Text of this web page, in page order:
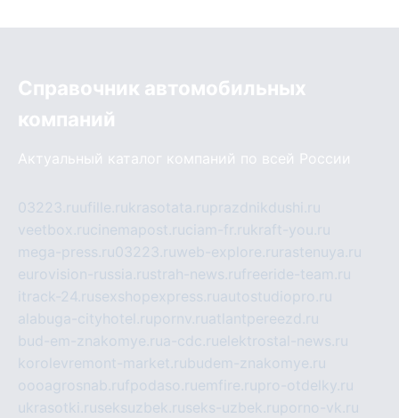
Справочник автомобильных
компаний
Актуальный каталог компаний по всей России
03223.ruufille.rukrasotata.ruprazdnikdushi.ru
veetbox.rucinemapost.ruciam-fr.rukraft-you.ru
mega-press.ru03223.ruweb-explore.ru rastenuya.ru
eurovision-russia.rustrah-news.rufreeride-team.ru
itrack-24.rusexshopexpress.ruautostudiopro.ru
alabuga-cityhotel.rupornv.ruatlantpereezd.ru
bud-em-znakomye.rua-cdc.ruelektrostal-news.ru
korolevremont-market.rubudem-znakomye.ru
oooagrosnab.rufpodaso.ruemfire.rupro-otdelky.ru
ukrasotki.ruseksuzbek.ruseks-uzbek.ruporno-vk.ru